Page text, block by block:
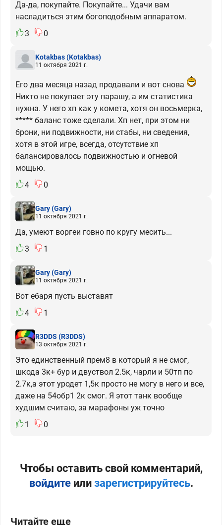
Да-да, покупайте. Покупайте... Удачи вам
насладиться этим богоподобным аппаратом.
3
0
Kotakbas(Kotakbas)
11 октября 2021 г.
Его два месяца назад продавали и вот снова
Никто не покупает эту парашу, а им статистика
нужна. У него хп как у комета, хотя он восьмерка,
***** баланс тоже сделали. Хп нет, при этом ни
брони, ни подвижности, ни стабы, ни сведения,
хотя в этой игре, всегда, отсутствие хп
балансировалось подвижностью и огневой
мощью.
4
0
Gary(Gary)
11 октября 2021 г.
Да, умеют воргеи говно по кругу месить...
3
1
Gary(Gary)
11 октября 2021 г.
Вот ебаря пусть выставят
4
1
R3DDS (R3DDS)
13 октября 2021 г.
Это единственный прем8 в который я не смог,
шкода 3к+ бур и двуствол 2.5к, чарли и 50тп по
2.7к,а этот уродет 1,5к просто не могу в него и все,
даже на 54обр1 2к смог. Я этот танк вообще
худшим считаю, за марафоны уж точно
1
0
Чтобы оставить свой комментарий,
войдитеили зарегистрируйтесь.
Читайте еще